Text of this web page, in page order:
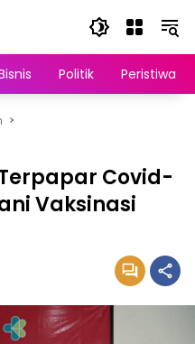
Politik Peristiwa
Covid-
Vaksinasi